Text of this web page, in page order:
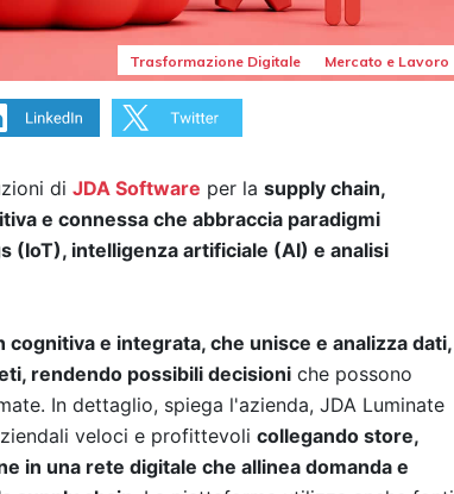
Trasformazione Digitale Mercato e Lavoro
di JDA Software per la supply chain,
e connessa che abbraccia paradigmi
(IoT), intelligenza artificiale (AI) e analisi
cognitiva e integrata, che unisce e analizza dati,
rendendo possibili decisioni che possono
In dettaglio, spiega l'azienda, JDA Luminate
veloci e profittevoli collegando store,
in una rete digitale che allinea domanda e